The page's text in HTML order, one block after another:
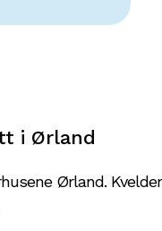
i Ørland
Ørland.